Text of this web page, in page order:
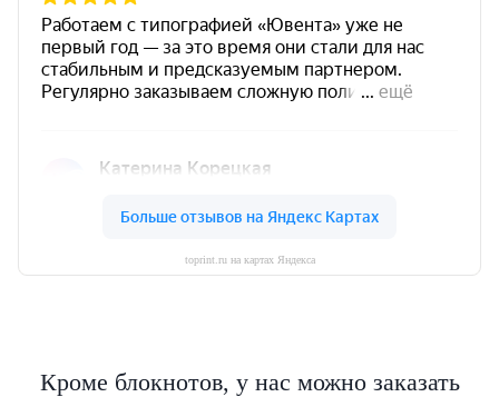
toprint.ru на картах Яндекса
Кроме блокнотов, у нас можно заказать